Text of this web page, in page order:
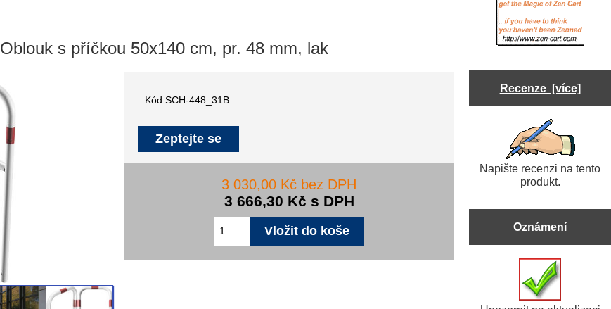
Oblouk s příčkou 50x140 cm, pr. 48 mm, lak
Kód:SCH-448_31B
Zeptejte se
3 030,00 Kč bez DPH
3 666,30 Kč s DPH
Recenze [více]
Napište recenzi na tento
produkt.
Oznámení